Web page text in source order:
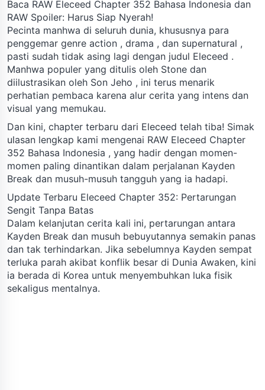
Baca RAW Eleceed Chapter 352 Bahasa Indonesia dan
RAW Spoiler: Harus Siap Nyerah!
Pecinta manhwa di seluruh dunia, khususnya para
penggemar genre action , drama , dan supernatural ,
pasti sudah tidak asing lagi dengan judul Eleceed .
Manhwa populer yang ditulis oleh Stone dan
diilustrasikan oleh Son Jeho , ini terus menarik
perhatian pembaca karena alur cerita yang intens dan
visual yang memukau.
Dan kini, chapter terbaru dari Eleceed telah tiba! Simak
ulasan lengkap kami mengenai RAW Eleceed Chapter
352 Bahasa Indonesia , yang hadir dengan momen-
momen paling dinantikan dalam perjalanan Kayden
Break dan musuh-musuh tangguh yang ia hadapi.
Update Terbaru Eleceed Chapter 352: Pertarungan
Sengit Tanpa Batas
Dalam kelanjutan cerita kali ini, pertarungan antara
Kayden Break dan musuh bebuyutannya semakin panas
dan tak terhindarkan. Jika sebelumnya Kayden sempat
terluka parah akibat konflik besar di Dunia Awaken, kini
ia berada di Korea untuk menyembuhkan luka fisik
sekaligus mentalnya.